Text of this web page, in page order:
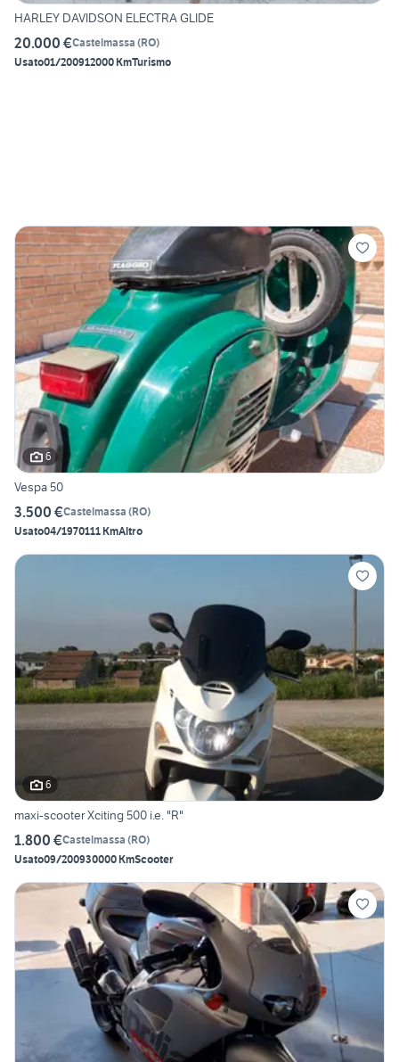
HARLEY DAVIDSON ELECTRA GLIDE
20.000 €Castelmassa (RO)
Usato01/200912000 KmTurismo
6
Vespa 50
3.500 €Castelmassa (RO)
Usato04/1970111 KmAltro
6
maxi-scooter Xciting 500 i.e. "R"
1.800 €Castelmassa (RO)
Usato09/200930000 KmScooter